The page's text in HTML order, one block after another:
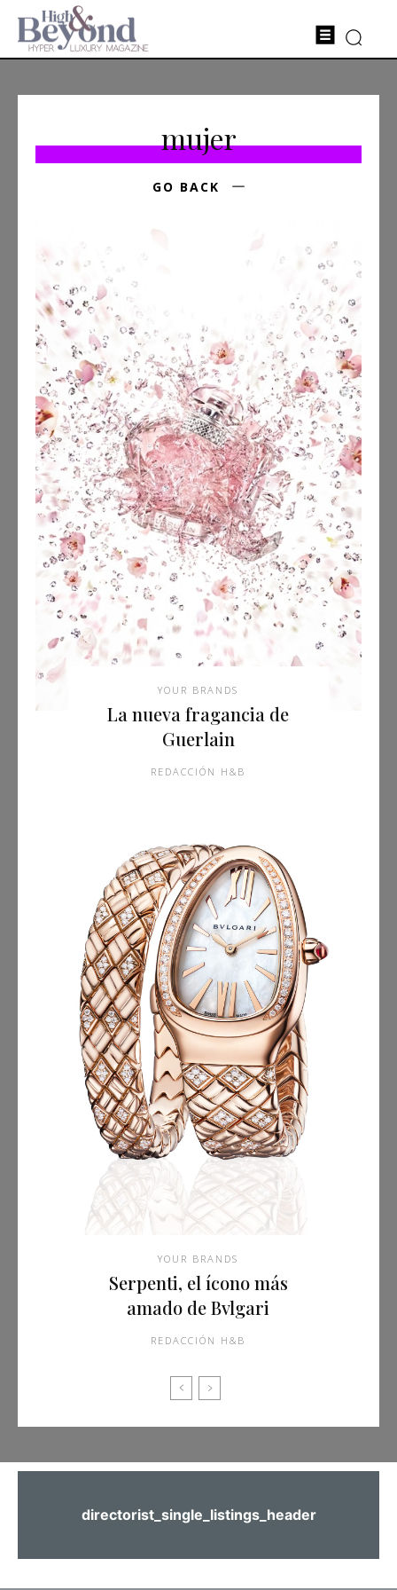
mujer
GO BACK
YOUR BRANDS
La nueva fragancia de
Guerlain
REDACCIÓN H&B
YOUR BRANDS
Serpenti, el ícono más
amado de Bvlgari
REDACCIÓN H&B
directorist_single_listings_header